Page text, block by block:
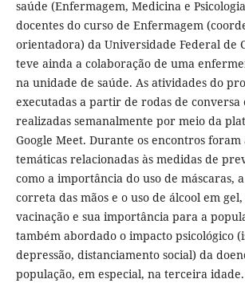
saúde (Enfermagem, Medicina e
docentes do curso de Enfermagem
orientadora) da Universidade Federal de
teve ainda a colaboração de uma
na unidade de saúde. As atividades do
executadas a partir de rodas de conversa
realizadas semanalmente por meio da
Google Meet. Durante os encontros
temáticas relacionadas às medidas de
como a importância do uso de máscaras,
correta das mãos e o uso de álcool em
vacinação e sua importância para a
também abordado o impacto psicológico
depressão, distanciamento social) da
população, em especial, na terceira